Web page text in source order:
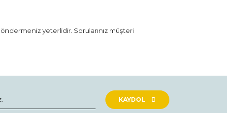
yeterlidir. Sorularınız müşteri
KAYDOL